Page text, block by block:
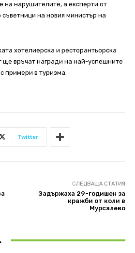
на нарушителите, а експерти от
на новия министър на
хотелиерска и ресторантьорска
ще връчат награди на най-успешните
примери в туризма.
Twitter
СЛЕДВАЩА СТАТИЯ
Задържаха 29-годишен за
кражби от коли в
Мурсалево